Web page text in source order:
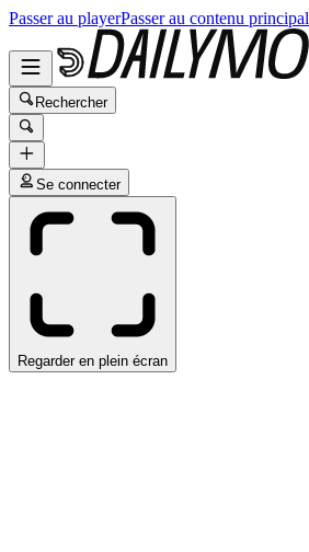
Passer au playerPasser au contenu principal
Rechercher
Se connecter
Regarder en plein écran